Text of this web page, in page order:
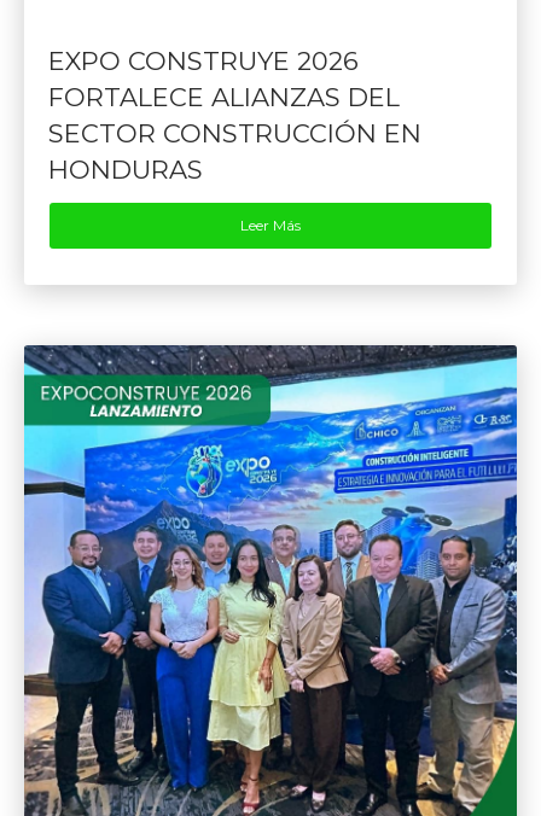
EXPO CONSTRUYE 2026
FORTALECE ALIANZAS DEL
SECTOR CONSTRUCCIÓN EN
HONDURAS
Leer Más